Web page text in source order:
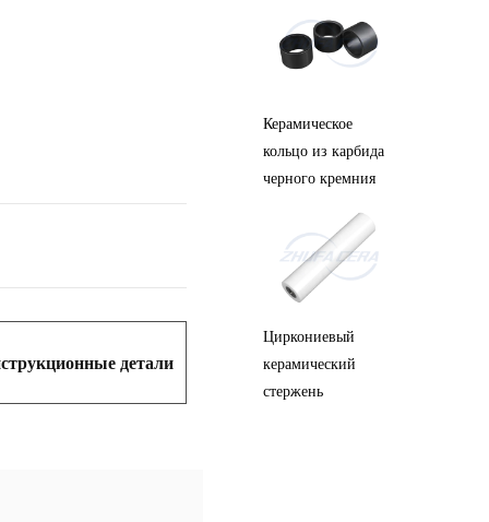
детали
керамический
Керамическое
кольцо из карбида
черного кремния
Циркониевый
керамический
стержень